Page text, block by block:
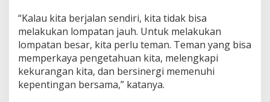
“Kalau kita berjalan sendiri, kita tidak bisa
melakukan lompatan jauh. Untuk melakukan
lompatan besar, kita perlu teman. Teman yang bisa
memperkaya pengetahuan kita, melengkapi
kekurangan kita, dan bersinergi memenuhi
kepentingan bersama,” katanya.